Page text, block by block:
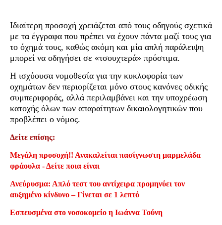
Ιδιαίτερη προσοχή χρειάζεται από τους οδηγούς σχετικά
με τα έγγραφα που πρέπει να έχουν πάντα μαζί τους για
το όχημά τους, καθώς ακόμη και μία απλή παράλειψη
μπορεί να οδηγήσει σε «τσουχτερά» πρόστιμα.
Η ισχύουσα νομοθεσία για την κυκλοφορία των
οχημάτων δεν περιορίζεται μόνο στους κανόνες οδικής
συμπεριφοράς, αλλά περιλαμβάνει και την υποχρέωση
κατοχής όλων των απαραίτητων δικαιολογητικών που
προβλέπει ο νόμος.
Δείτε επίσης:
Μεγάλη προσοχή!! Ανακαλείται πασίγνωστη μαρμελάδα
φράουλα - Δείτε ποια είναι
Ανεύρυσμα: Απλό τεστ του αντίχειρα προμηνύει τον
αυξημένο κίνδυνο – Γίνεται σε 1 λεπτό
Εσπευσμένα στο νοσοκομείο η Ιωάννα Τούνη